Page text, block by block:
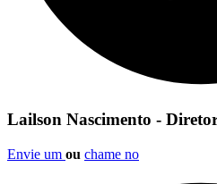
Lailson Nascimento -
Envie um ou chame no